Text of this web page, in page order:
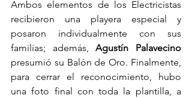
Ambos elementos de los Electricistas
recibieron una playera especial y
posaron individualmente con sus
familias; además, Agustín Palavecino
presumió su Balón de Oro. Finalmente,
para cerrar el reconocimiento, hubo
una foto final con toda la plantilla, a